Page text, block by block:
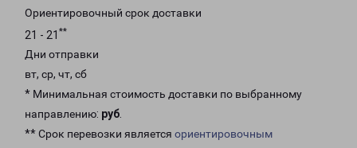
Ориентировочный срок доставки
21 - 21 **
Дни отправки
вт, ср, чт, сб
* Минимальная стоимость доставки по выбранному
направлению: руб.
** Срок перевозки является ориентировочным